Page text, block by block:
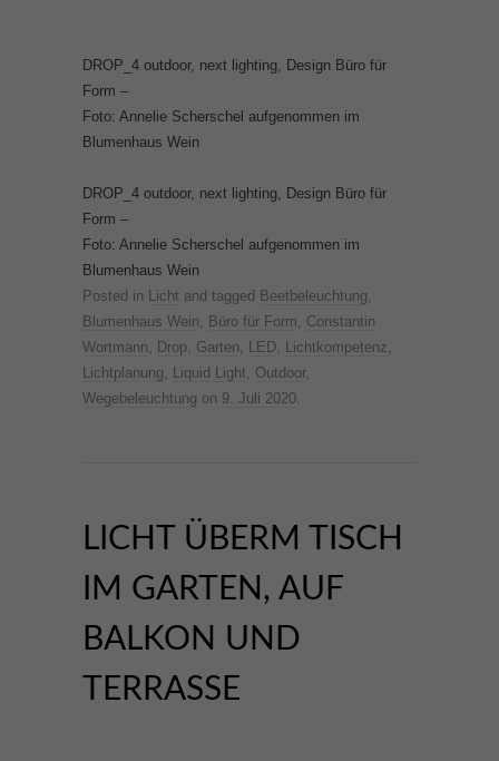
DROP_4 outdoor, next lighting, Design Büro für
Form –
Foto: Annelie Scherschel aufgenommen im
Blumenhaus Wein
DROP_4 outdoor, next lighting, Design Büro für
Form –
Foto: Annelie Scherschel aufgenommen im
Blumenhaus Wein
Posted in
Licht and tagged Beetbeleuchtung
Blumenhaus Wein
Büro für Form
Constantin
Wortmann
Drop Garten LED Lichtkompetenz
Lichtplanung
Liquid Light Outdoor,
Wegebeleuchtung on 9. Juli 2020
LICHT ÜBERM TISCH
IM GARTEN, AUF
BALKON UND
TERRASSE